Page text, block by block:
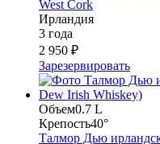
West Cork
Ирландия
3 года
2 950 ₽
Зарезервировать
Объем0.7 L
Крепость40°
Талмор Дью